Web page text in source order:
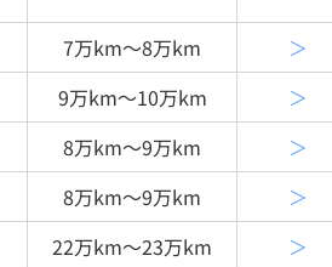
7万km〜8万km
＞
9万km〜10万km
＞
8万km〜9万km
＞
8万km〜9万km
＞
22万km〜23万km ＞